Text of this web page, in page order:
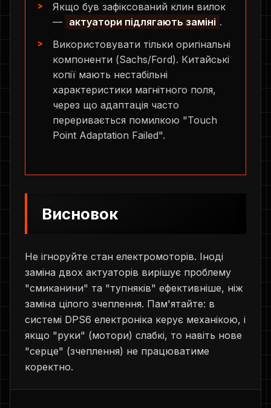
Якщо був зафіксований клин вилок
— актуатори підлягають заміні .
Використовувати тільки оригінальні
компоненти (Sachs/Ford). Китайські
копії мають нестабільні
характеристики магнітного поля,
через що адаптація часто
переривається помилкою "Touch
Point Adaptation Failed".
Висновок
Не ігноруйте стан електромоторів. Іноді
заміна двох актуаторів вирішує проблему
"смиканини" та "тупняків" ефективніше, ніж
заміна цілого зчеплення. Пам'ятайте: в
системі DPS6 електроніка керує механікою, і
якщо "руки" (мотори) слабкі, то навіть нове
"серце" (зчеплення) не працюватиме
коректно.